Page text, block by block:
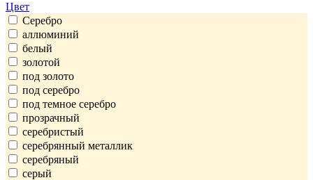
Цвет
Серебро
аллюминий
белый
золотой
под золото
под серебро
под темное серебро
прозрачный
серебристый
серебрянный металлик
серебряный
серый